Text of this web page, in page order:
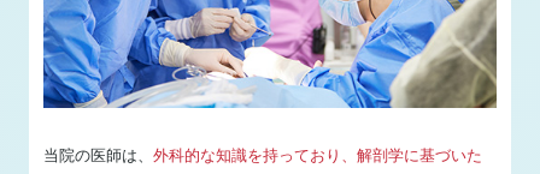
当院の医師は、 外科的な知識を持っており、解剖学に基づいた